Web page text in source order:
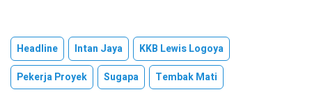
Headline Intan Jaya
KKB Lewis Logoya
Pekerja Proyek
Sugapa Tembak Mati